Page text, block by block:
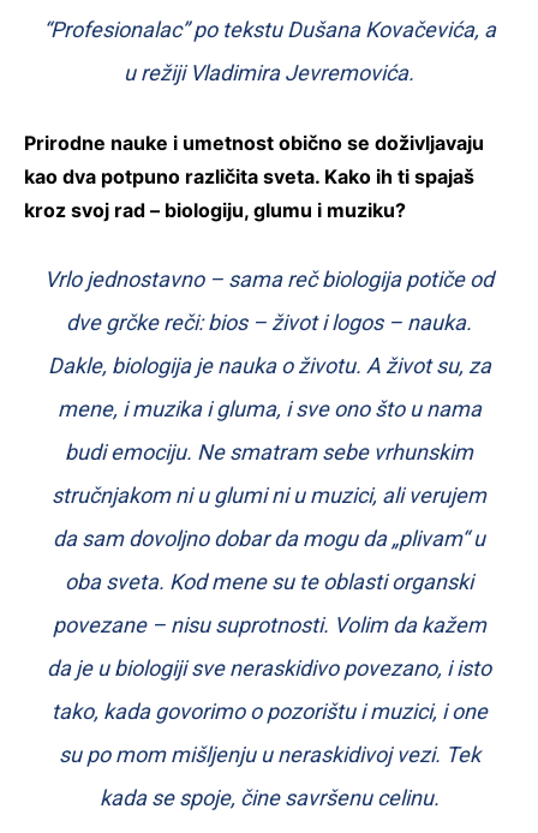
“Profesionalac” po tekstu Dušana Kovačevića, a
u režiji Vladimira Jevremovića.
Prirodne nauke i umetnost obično se doživljavaju
kao dva potpuno različita sveta. Kako ih ti spajaš
kroz svoj rad – biologiju, glumu i muziku?
Vrlo jednostavno – sama reč biologija potiče od
dve grčke reči: bios – život i logos – nauka.
Dakle, biologija je nauka o životu. A život su, za
mene, i muzika i gluma, i sve ono što u nama
budi emociju. Ne smatram sebe vrhunskim
stručnjakom ni u glumi ni u muzici, ali verujem
da sam dovoljno dobar da mogu da „plivam“ u
oba sveta. Kod mene su te oblasti organski
povezane – nisu suprotnosti. Volim da kažem
da je u biologiji sve neraskidivo povezano, i isto
tako, kada govorimo o pozorištu i muzici, i one
su po mom mišljenju u neraskidivoj vezi. Tek
kada se spoje, čine savršenu celinu.